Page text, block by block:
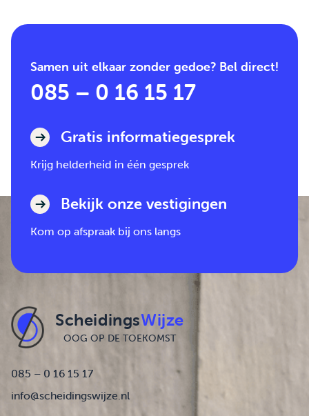
Samen uit elkaar zonder gedoe? Bel direct!
085 – 0 16 15 17
Gratis informatiegesprek
Krijg helderheid in één gesprek
Bekijk onze vestigingen
Kom op afspraak bij ons langs
ScheidingsWijze
OOG OP DE TOEKOMST
085 – 0 16 15 17
info@scheidingswijze.nl